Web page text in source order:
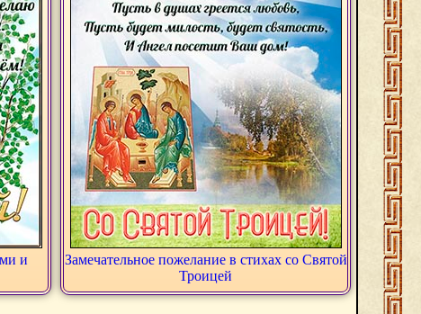
и
Замечательное пожелание в стихах со Святой
Троицей